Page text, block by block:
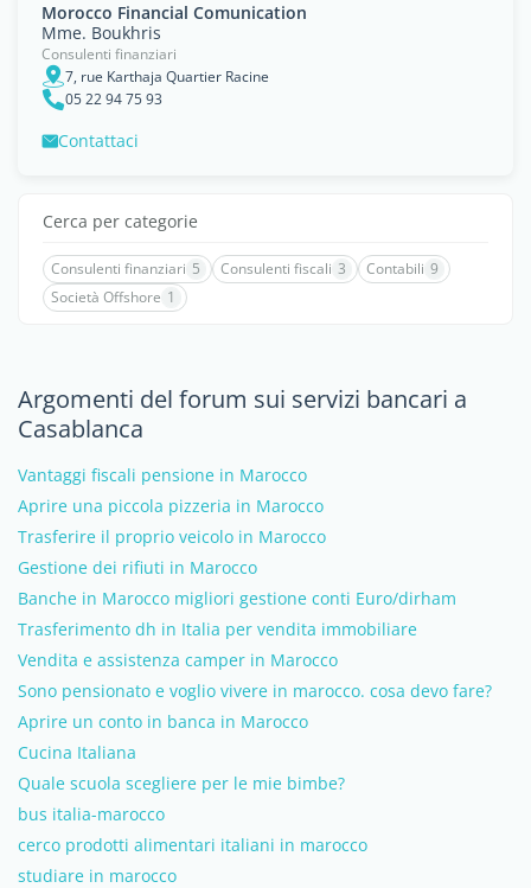
Morocco Financial Comunication
Mme. Boukhris
Consulenti finanziari
7, rue Karthaja Quartier Racine
05 22 94 75 93
Contattaci
Cerca per categorie
Consulenti finanziari 5 Consulenti fiscali 3 Contabili 9
Società Offshore 1
Argomenti del forum sui servizi bancari a
Casablanca
Vantaggi fiscali pensione in Marocco
Aprire una piccola pizzeria in Marocco
Trasferire il proprio veicolo in Marocco
Gestione dei rifiuti in Marocco
Banche in Marocco migliori gestione conti Euro/dirham
Trasferimento dh in Italia per vendita immobiliare
Vendita e assistenza camper in Marocco
Sono pensionato e voglio vivere in marocco. cosa devo fare?
Aprire un conto in banca in Marocco
Cucina Italiana
Quale scuola scegliere per le mie bimbe?
bus italia-marocco
cerco prodotti alimentari italiani in marocco
studiare in marocco